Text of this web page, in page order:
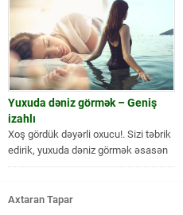
Yuxuda dəniz görmək – Geniş
izahlı
Xoş gördük dəyərli oxucu!. Sizi təbrik
edirik, yuxuda dəniz görmək əsasən
xoş istiqamətdə yozulur. Yuxunuzda...